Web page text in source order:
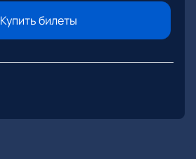
Купить билеты